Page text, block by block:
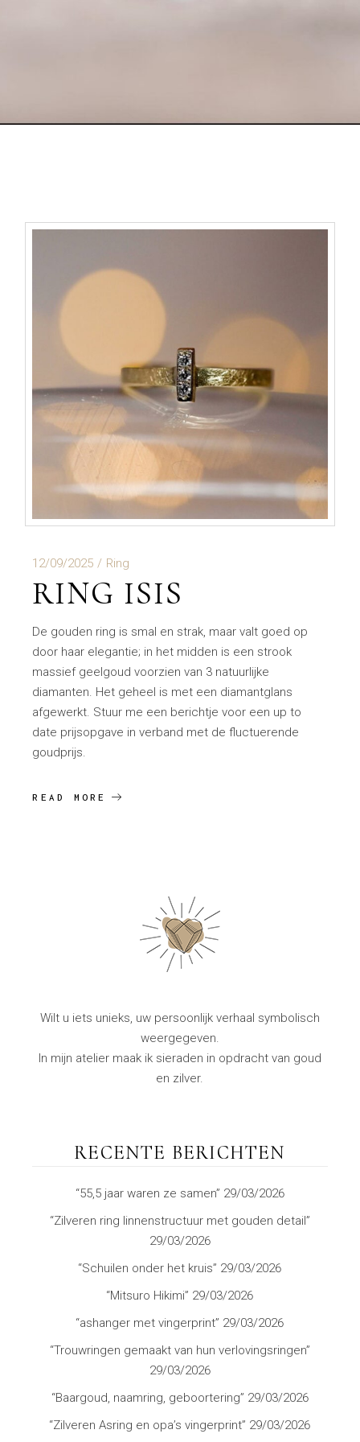
12/09/2025 Ring
RING ISIS
De gouden ring is smal en strak, maar valt goed op
door haar elegantie; in het midden is een strook
massief geelgoud voorzien van 3 natuurlijke
diamanten. Het geheel is met een diamantglans
afgewerkt. Stuur me een berichtje voor een up to
date prijsopgave in verband met de fluctuerende
goudprijs.
READ MORE
Wilt u iets unieks, uw persoonlijk verhaal symbolisch
weergegeven.
In mijn atelier maak ik sieraden in opdracht van goud
en zilver.
RECENTE BERICHTEN
“55,5 jaar waren ze samen” 29/03/2026
“Zilveren ring linnenstructuur met gouden detail”
29/03/2026
“Schuilen onder het kruis” 29/03/2026
“Mitsuro Hikimi” 29/03/2026
“ashanger met vingerprint” 29/03/2026
“Trouwringen gemaakt van hun verlovingsringen”
29/03/2026
“Baargoud, naamring, geboortering” 29/03/2026
“Zilveren Asring en opa’s vingerprint” 29/03/2026